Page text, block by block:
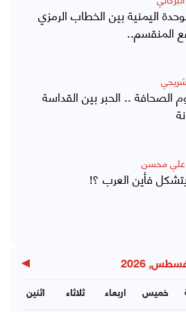
اليمنية بين الخطاب الرمزي
المنقسم..
الصحافة .. الحبر بين القداسة
محسن
فأين العرب ؟!
2026
▶
اثنين ثلاثاء اربعاء خميس